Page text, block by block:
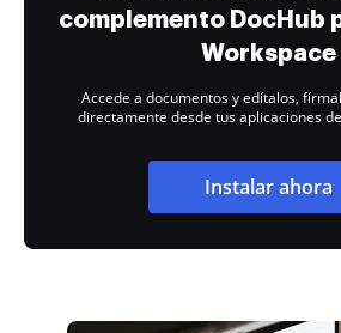
complemento DocHub
Workspace
Accede a documentos y edítalos,
directamente desde tus aplicaciones
Instalar ahora